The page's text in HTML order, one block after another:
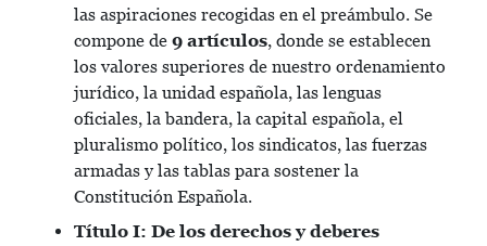
las aspiraciones recogidas en el preámbulo. Se
compone de 9 artículos, donde se establecen
los valores superiores de nuestro ordenamiento
jurídico, la unidad española, las lenguas
oficiales, la bandera, la capital española, el
pluralismo político, los sindicatos, las fuerzas
armadas y las tablas para sostener la
Constitución Española.
Título I: De los derechos y deberes